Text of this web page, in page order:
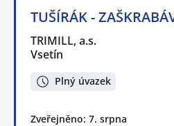
TUŠÍRÁK -
TRIMILL, a.s.
Vsetín
Plný úvazek
Zveřejněno: 7. srpna